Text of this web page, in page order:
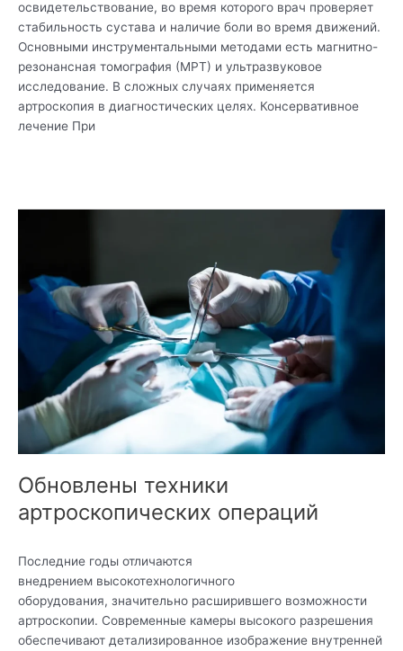
освидетельствование, во время которого врач проверяет
стабильность сустава и наличие боли во время движений.
Основными инструментальными методами есть магнитно-
резонансная томография (МРТ) и ультразвуковое
исследование. В сложных случаях применяется
артроскопия в диагностических целях. Консервативное
лечение При
Обновлены техники
артроскопических операций
Последние годы отличаются
внедрением высокотехнологичного
оборудования, значительно расширившего возможности
артроскопии. Современные камеры высокого разрешения
обеспечивают детализированное изображение внутренней
операций